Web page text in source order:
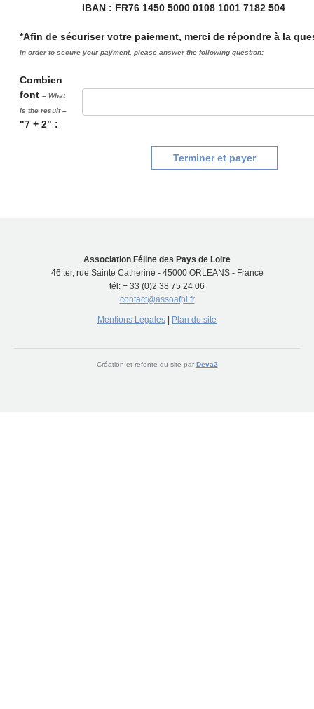
IBAN : FR76 1450 5000 0108 1001 7182 504
*Afin de sécuriser votre paiement, merci de répondre à la
In order to secure your payment, please answer the following question:
Combien
font – What
is the result –
"7 + 2" :
Terminer et payer
Association Féline des Pays de Loire
46 ter, rue Sainte Catherine - 45000 ORLEANS - France
tél: + 33 (0)2 38 75 24 06
contact@assoafpl.fr
Mentions Légales Plan du site
Création et refonte du site par Deva2